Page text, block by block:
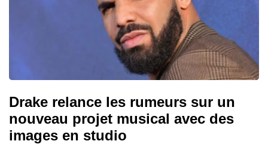
Drake relance les rumeurs sur un
nouveau projet musical avec des
images en studio